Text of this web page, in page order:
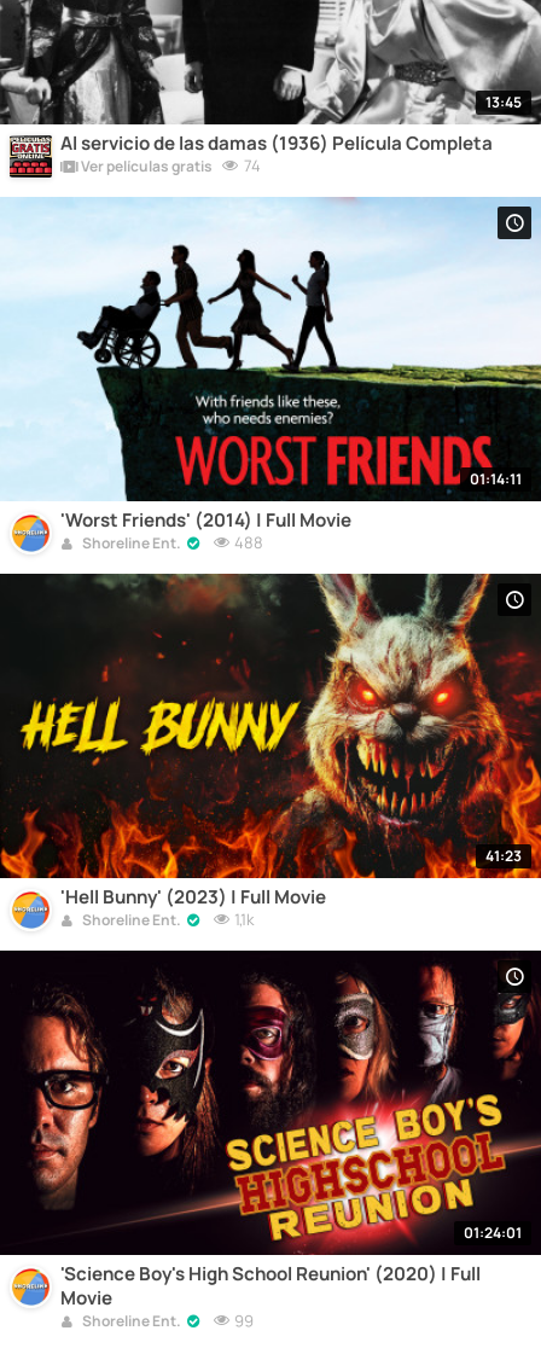
13:45
Al servicio de las damas (1936) Película Completa
Ver películas gratis 74
01:14:11
'Worst Friends' (2014) | Full Movie
Shoreline Ent. 488
41:23
'Hell Bunny' (2023) | Full Movie
Shoreline Ent. 1,1k
01:24:01
'Science Boy's High School Reunion' (2020) | Full
Movie
Shoreline Ent. 99